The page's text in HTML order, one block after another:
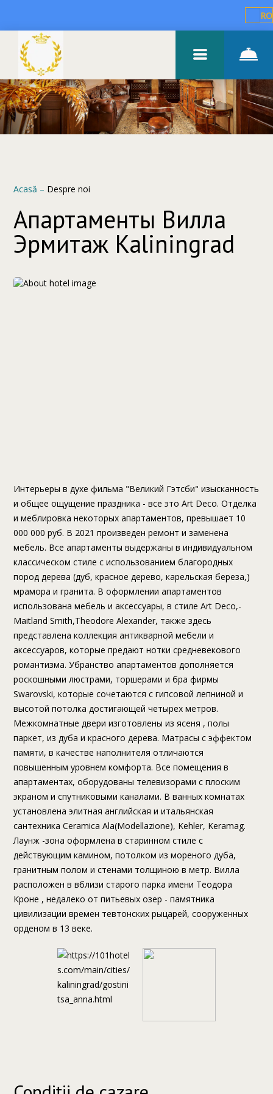
RO
Acasă – Despre noi
Апартаменты Вилла
Эрмитаж Kaliningrad
Интерьеры в духе фильма "Великий Гэтсби" изысканность
и общее ощущение праздника - все это Art Deco. Отделка
и меблировка некоторых апартаментов, превышает 10
000 000 руб. В 2021 произведен ремонт и заменена
мебель. Все апартаменты выдержаны в индивидуальном
классическом стиле с использованием благородных
пород дерева (дуб, красное дерево, карельская береза,)
мрамора и гранита. В оформлении апартаментов
использована мебель и аксессуары, в стиле Art Deco,-
Maitland Smith,Theodore Alexander, также здесь
представлена коллекция антикварной мебели и
аксессуаров, которые предают нотки средневекового
романтизма. Убранство апартаментов дополняется
роскошными люстрами, торшерами и бра фирмы
Swarovski, которые сочетаются с гипсовой лепниной и
высотой потолка достигающей четырех метров.
Межкомнатные двери изготовлены из ясеня , полы
паркет, из дуба и красного дерева. Матрасы с эффектом
памяти, в качестве наполнителя отличаются
повышенным уровнем комфорта. Все помещения в
апартаментах, оборудованы телевизорами с плоским
экраном и спутниковыми каналами. В ванных комнатах
установлена элитная английская и итальянская
сантехника Ceramica Ala(Modellazione), Kehler, Keramag.
Лаунж -зона оформлена в старинном стиле с
действующим камином, потолком из мореного дуба,
гранитным полом и стенами толщиною в метр. Вилла
расположен в вблизи старого парка имени Теодора
Кроне , недалеко от питьевых озер - памятника
цивилизации времен тевтонских рыцарей, сооруженных
орденом в 13 веке.